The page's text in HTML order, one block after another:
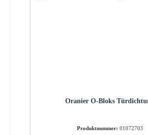
Oranier O-Bloks
Produktnummer: 01072703